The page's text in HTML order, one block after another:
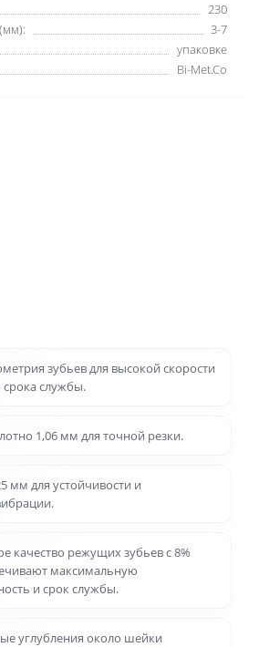
230
3-7
упаковке
Bi-Met.Co
зубьев для высокой скорости
срока службы.
1,06 мм для точной резки.
мм для устойчивости и
качество режущих зубьев с 8%
максимальную
и срок службы.
углубления около шейки